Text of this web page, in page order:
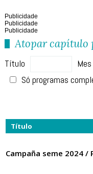
Publicidade
Publicidade
Publicidade
Atopar capítulo
Título Mes
Só programas
Título
Campaña seme 2024 /